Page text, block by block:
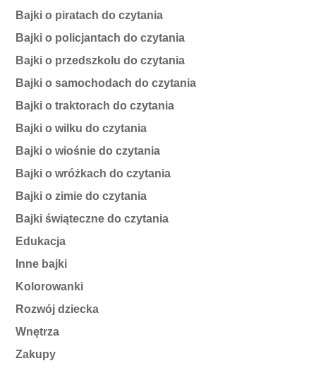
Bajki o piratach do czytania
Bajki o policjantach do czytania
Bajki o przedszkolu do czytania
Bajki o samochodach do czytania
Bajki o traktorach do czytania
Bajki o wilku do czytania
Bajki o wiośnie do czytania
Bajki o wróżkach do czytania
Bajki o zimie do czytania
Bajki świąteczne do czytania
Edukacja
Inne bajki
Kolorowanki
Rozwój dziecka
Wnętrza
Zakupy